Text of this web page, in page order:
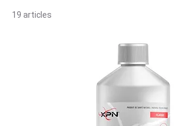
19 articles